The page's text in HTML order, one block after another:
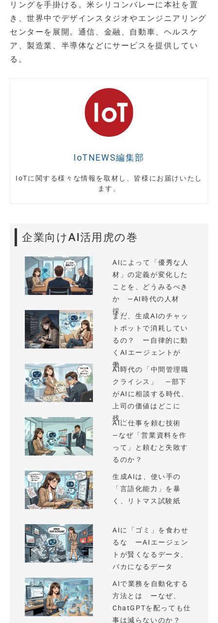
リングを手掛ける。米シリコンバレーに本社を置
き、世界中でデザインスタジオやエンジニアリング
センターを展開。通信、金融、自動車、ヘルスケ
ア、製造業、半導体などにサービスを提供してい
る。
IoTNEWS編集部
IoTに関する様々な情報を取材し、皆様にお届けいたし
ます。
企業向けAI活用虎の巻
AIによって「優秀な人
材」の定義が変化した
ことを、どうみるべき
か —AI時代の人材
採...
まだ、生成AIのチャッ
トボットで消耗してい
るの？ ー自律的に動
くAIエージェントが
働...
AI時代の「中間管理職
クライシス」 —部下
がAIに相談する時代、
上司の価値はどこに
残...
AIに仕事を頼む技術
—なぜ「営業資料を作
って」と頼むと失敗す
るのか？
生成AIは、使い手の
「言語化能力」を暴
く、リトマス試験紙
AIに「ゴミ」を食わせ
るな ーAIエージェン
トが賢くなるデータ、
バカになるデータ
AIで業務を自動化する
方法とは ーなぜ、
ChatGPTを配っても仕
事は減らないのか？